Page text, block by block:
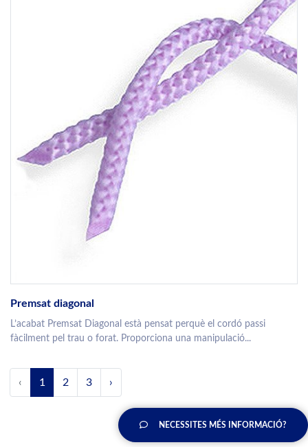
Premsat diagonal
L’acabat Premsat Diagonal està pensat perquè el cordó passi
fàcilment pel trau o forat. Proporciona una manipulació...
‹ 1 2 3 ›
NECESSITES MÉS INFORMACIÓ?